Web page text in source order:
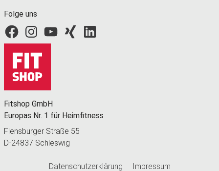
Folge uns
Fitshop bei YouTube
Fitshop GmbH
Europas Nr. 1 für Heimfitness
Flensburger Straße 55
D-24837 Schleswig
Datenschutzerklärung Impressum